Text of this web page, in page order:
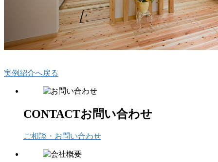
実例紹介へ戻る
CONTACTお問い合わせ
ご相談・お問い合わせ